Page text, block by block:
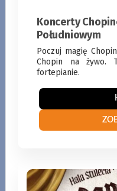
Koncerty
Południowym
Poczuj magię
Chopin na
fortepianie.